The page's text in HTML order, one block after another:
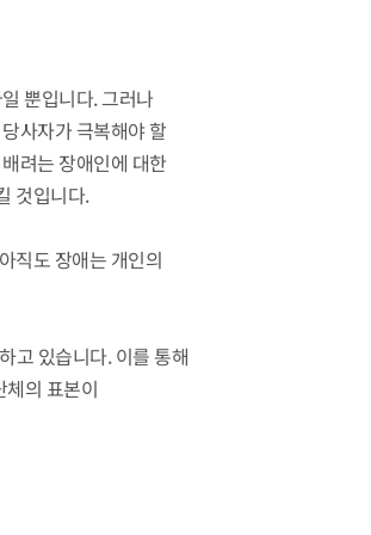
뿐입니다. 그러나
사자가 극복해야 할
려는 장애인에 대한
것입니다.
직도 장애는 개인의
고 있습니다. 이를 통해
의 표본이